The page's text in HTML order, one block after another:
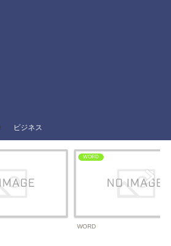
ビジネス